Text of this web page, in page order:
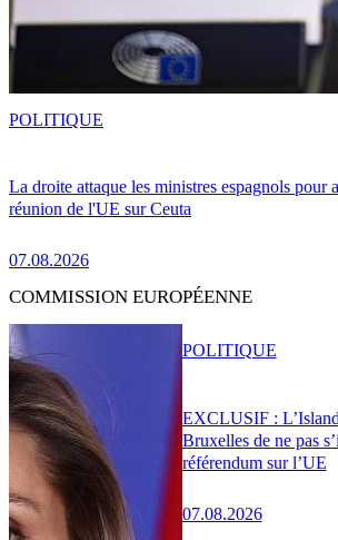
La droite attaque les ministres espagnols pour
réunion de l'UE sur Ceuta
07.08.2026
POLITIQUE
COMMISSION EUROPÉENNE
EXCLUSIF :
Bruxelles de ne pas
référendum sur l’UE
07.08.2026
POLITIQUE